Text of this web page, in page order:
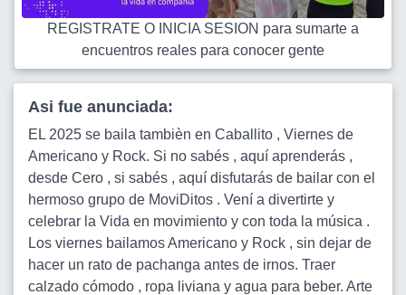
REGISTRATE O INICIA SESION para sumarte a
encuentros reales para conocer gente
Asi fue anunciada:
EL 2025 se baila tambièn en Caballito , Viernes de
Americano y Rock. Si no sabés , aquí aprenderás ,
desde Cero , si sabés , aquí disfutarás de bailar con el
hermoso grupo de MoviDitos . Vení a divertirte y
celebrar la Vida en movimiento y con toda la música .
Los viernes bailamos Americano y Rock , sin dejar de
hacer un rato de pachanga antes de irnos. Traer
calzado cómodo , ropa liviana y agua para beber. Arte